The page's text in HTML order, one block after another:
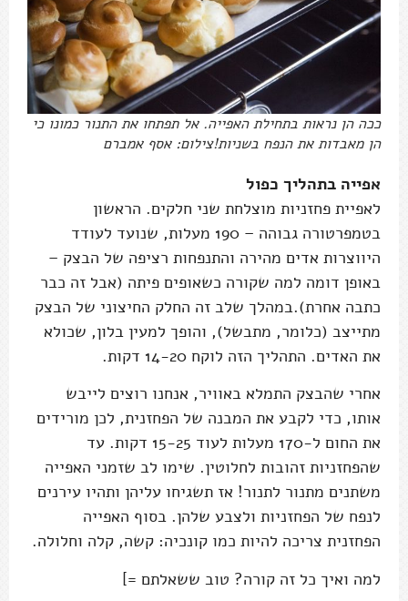
ככה הן נראות בתחילת האפייה. אל תפתחו את התנור כמונו כי
הן מאבדות את הנפח בשניות!צילום: אסף אמברם
אפייה בתהליך כפול
לאפיית פחזניות מוצלחת שני חלקים. הראשון
בטמפרטורה גבוהה – 190 מעלות, שנועד לעודד
היווצרות אדים מהירה והתנפחות רציפה של הבצק –
באופן דומה למה שקורה כשאופים פיתה (אבל זה כבר
כתבה אחרת).במהלך שלב זה החלק החיצוני של הבצק
מתייצב (כלומר, מתבשל), והופך למעין בלון, שכולא
את האדים. התהליך הזה לוקח 14-20 דקות.
אחרי שהבצק התמלא באוויר, אנחנו רוצים לייבש
אותו, כדי לקבע את המבנה של הפחזנית, לכן מורידים
את החום ל-170 מעלות לעוד 15-25 דקות. עד
שהפחזניות זהובות לחלוטין. שימו לב שזמני האפייה
משתנים מתנור לתנור! אז תשגיחו עליהן ותהיו עירנים
לנפח של הפחזניות ולצבע שלהן. בסוף האפייה
הפחזנית צריכה להיות כמו קונכיה: קשה, קלה וחלולה.
למה ואיך כל זה קורה? טוב ששאלתם =]